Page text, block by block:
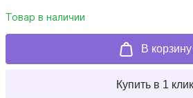
Товар в наличии
В корзину
Купить в 1 клик